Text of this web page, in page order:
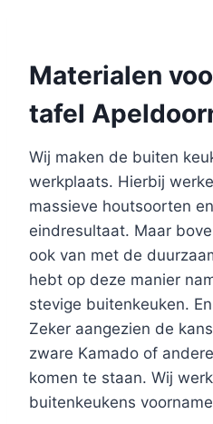
Materialen
tafel
Wij maken de buiten
werkplaats. Hierbij
massieve houtsoorten
eindresultaat. Maar
ook van met de
hebt op deze manier
stevige buitenkeuken.
Zeker aangezien de
zware Kamado of
komen te staan. Wij
buitenkeukens